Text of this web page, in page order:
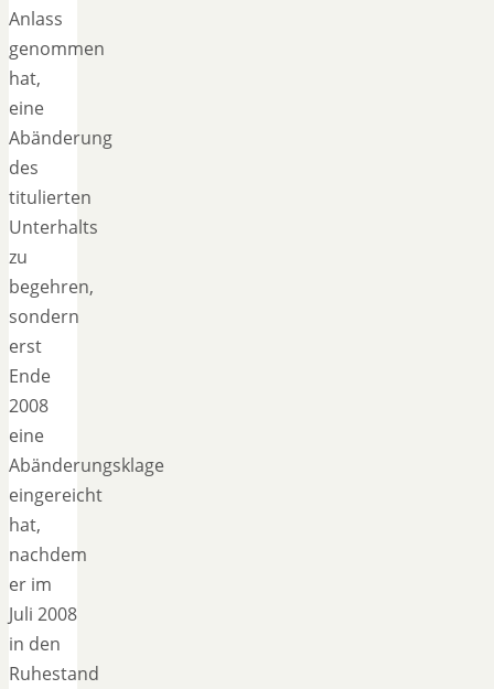
Anlass
genommen
hat,
eine
Abänderung
des
titulierten
Unterhalts
zu
begehren,
sondern
erst
Ende
2008
eine
Abänderungsklage
eingereicht
hat,
nachdem
er im
Juli 2008
in den
Ruhestand